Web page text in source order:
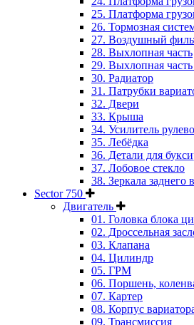
25. Платформа
26. Тормозная
27. Воздушный
28. Выхлопная часть
29. Выхлопная
30. Радиатор
31. Патрубки
32. Двери
33. Крыша
34. Усилитель
35. Лебёдка
36. Детали для
37. Лобовое стекло
38. Зеркала заднего
Sector 750
Двигатель
01. Головка блока
02. Дроссельная
03. Клапана
04. Цилиндр
05. ГРМ
06. Поршень,
07. Картер
08. Корпус
09. Трансмиссия